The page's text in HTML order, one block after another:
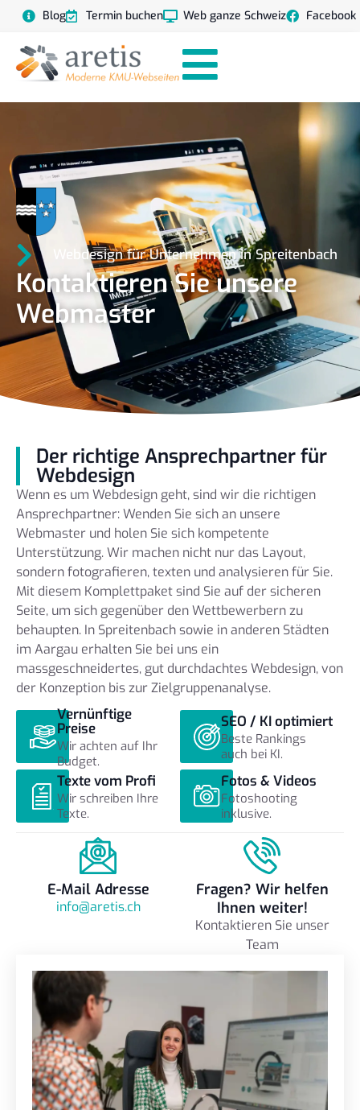
Blog Termin buchen Web ganze Schweiz Facebook
Webdesign für Unternehmen in Spreitenbach
Kontaktieren Sie unsere
Webmaster
Der richtige Ansprechpartner für
Webdesign
Wenn es um Webdesign geht, sind wir die richtigen
Ansprechpartner: Wenden Sie sich an unsere
Webmaster und holen Sie sich kompetente
Unterstützung. Wir machen nicht nur das Layout,
sondern fotografieren, texten und analysieren für Sie.
Mit diesem Komplettpaket sind Sie auf der sicheren
Seite, um sich gegenüber den Wettbewerbern zu
behaupten. In Spreitenbach sowie in anderen Städten
im Aargau erhalten Sie bei uns ein
massgeschneidertes, gut durchdachtes Webdesign, von
der Konzeption bis zur Zielgruppenanalyse.
Vernünftige
Preise
Wir achten auf Ihr
Budget.
SEO / KI optimiert
Beste Rankings
auch bei KI.
Texte vom Profi
Wir schreiben Ihre
Texte.
Fotos & Videos
Fotoshooting
inklusive.
E-Mail Adresse
info@aretis.ch
Fragen? Wir helfen
Ihnen weiter!
Kontaktieren Sie unser
Team